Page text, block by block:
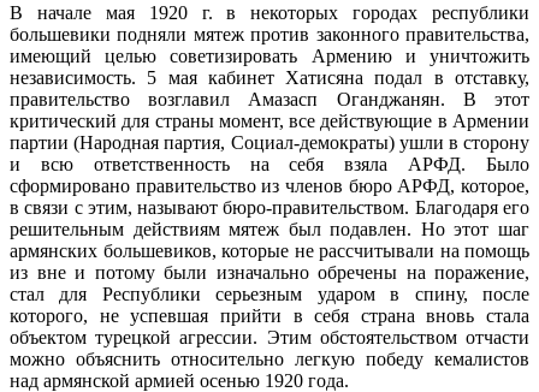
В начале мая 1920 г. в некоторых городах республики
большевики подняли мятеж против законного правительства,
имеющий целью советизировать Армению и уничтожить
независимость. 5 мая кабинет Хатисяна подал в отставку,
правительство возглавил Амазасп Оганджанян. В этот
критический для страны момент, все действующие в Армении
партии (Народная партия, Социал-демократы) ушли в сторону
и всю ответственность на себя взяла АРФД. Было
сформировано правительство из членов бюро АРФД, которое,
в связи с этим, называют бюро-правительством. Благодаря его
решительным действиям мятеж был подавлен. Но этот шаг
армянских большевиков, которые не рассчитывали на помощь
из вне и потому были изначально обречены на поражение,
стал для Республики серьезным ударом в спину, после
которого, не успевшая прийти в себя страна вновь стала
объектом турецкой агрессии. Этим обстоятельством отчасти
можно объяснить относительно легкую победу кемалистов
над армянской армией осенью 1920 года.